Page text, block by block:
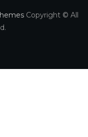
Copyright © All